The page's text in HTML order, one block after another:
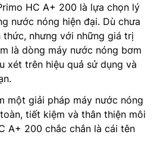
HC A+ 200 là lựa chọn lý
nước nóng hiện đại. Dù chưa
nhưng với những giá trị
là dòng máy nước nóng bơm
xét trên hiệu quả sử dụng và
một giải pháp máy nước nóng
tiết kiệm và thân thiện môi
A+ 200 chắc chắn là cái tên